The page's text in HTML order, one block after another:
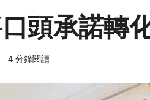
承諾轉
4 分鐘閱讀